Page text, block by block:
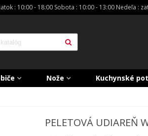
: 10:00 - 18:00 Sobota : 10:00 - 13:00 Nedeľa :
Nože Kuchynské
PELETOVÁ UDIAREŇ